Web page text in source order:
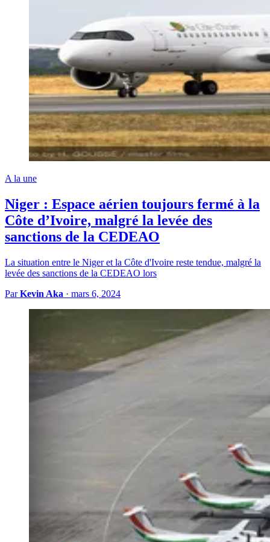
A la une
Niger : Espace aérien toujours fermé à la
Côte d’Ivoire, malgré la levée des
sanctions de la CEDEAO
La situation entre le Niger et la Côte d'Ivoire reste tendue, malgré la
levée des sanctions de la CEDEAO lors
ParKevin Aka · mars 6, 2024